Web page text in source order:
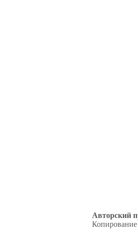
Авторский
Копирование